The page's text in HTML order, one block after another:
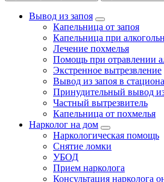
Вывод из запоя
Капельница от запоя
Капельница при
Лечение похмелья
Помощь при отравлении
Экстренное вытрезвление
Вывод из запоя в
Принудительный вывод
Частный вытрезвитель
Капельница от похмелья
Нарколог на дом
Наркологическая помощь
Снятие ломки
УБОД
Прием нарколога
Консультация нарколога